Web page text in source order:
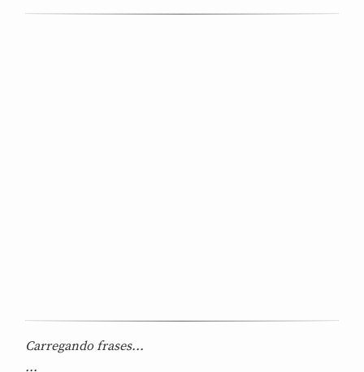
Carregando frases...
...